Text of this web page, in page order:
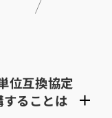
位互換協定
ることは